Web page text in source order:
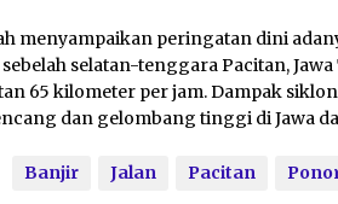
menyampaikan peringatan dini
selatan-tenggara Pacitan,
65 kilometer per jam. Dampak
dan gelombang tinggi di Jawa
Banjir Jalan Pacitan